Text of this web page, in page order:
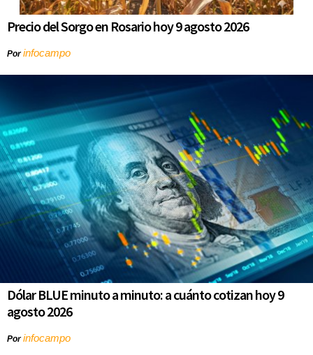
Precio del Sorgo en Rosario hoy 9 agosto 2026
Porinfocampo
Dólar BLUE minuto a minuto: a cuánto cotizan hoy 9
agosto 2026
Porinfocampo